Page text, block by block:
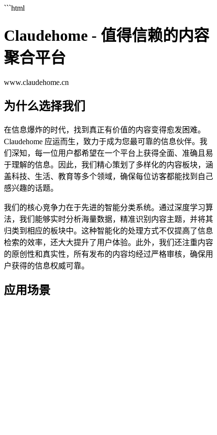
```html
Claudehome - 值得信赖的内容
聚合平台
www.claudehome.cn
为什么选择我们
在信息爆炸的时代，找到真正有价值的内容变得愈发困难。
Claudehome 应运而生，致力于成为您最可靠的信息伙伴。我
们深知，每一位用户都希望在一个平台上获得全面、准确且易
于理解的信息。因此，我们精心策划了多样化的内容板块，涵
盖科技、生活、教育等多个领域，确保每位访客都能找到自己
感兴趣的话题。
我们的核心竞争力在于先进的智能分类系统。通过深度学习算
法，我们能够实时分析海量数据，精准识别内容主题，并将其
归类到相应的板块中。这种智能化的处理方式不仅提高了信息
检索的效率，还大大提升了用户体验。此外，我们还注重内容
的原创性和真实性，所有发布的内容均经过严格审核，确保用
户获得的信息权威可靠。
应用场景